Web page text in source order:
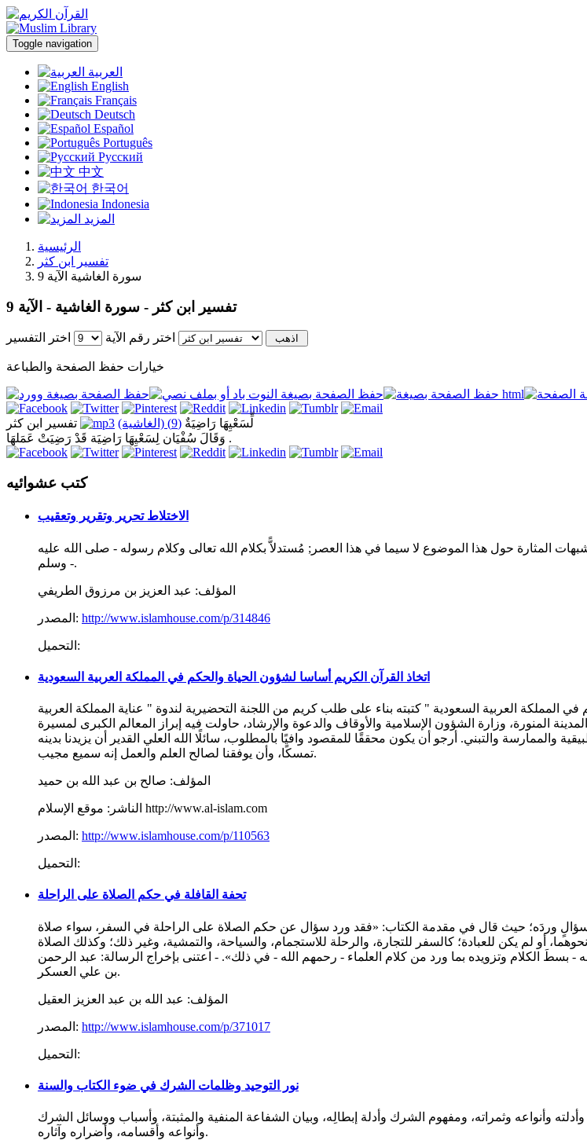
Toggle navigation
العربية
English
Français
Deutsch
Español
Português
Русский
中文
한국어
Indonesia
المزيد
الرئيسية
تفسير ابن كثر
سورة الغاشية الآية 9
تفسير ابن كثر - سورة الغاشية - الآية 9
اختر رقم الآية اختر التفسير
خيارات حفظ الصفحة والطباعة
لِّسَعْيِهَا رَاضِيَةٌ (9) (الغاشية)
تفسير ابن كثر
وَقَالَ سُفْيَان لِسَعْيِهَا رَاضِيَة قَدْ رَضِيَتْ عَمَلهَا .
كتب عشوائيه
الاختلاط تحرير وتقرير وتعقيب
المثارة حول هذا الموضوع لا سيما في هذا العصر; مُستدلاًّ بكلام الله تعالى وكلام رسوله - صلى الله عليه
وسلم -.
المؤلف: عبد العزيز بن مرزوق الطريفي
المصدر: http://www.islamhouse.com/p/314846
التحميل:
اتخاذ القرآن الكريم أساسا لشؤون الحياة والحكم في المملكة العربية السعودية
العربية السعودية " كتبته بناء على طلب كريم من اللجنة التحضيرية لندوة " عناية المملكة العربية
المنورة، وزارة الشؤون الإسلامية والأوقاف والدعوة والإرشاد، حاولت فيه إبراز المعالم الكبرى لمسيرة
والممارسة والتبني. أرجو أن يكون محققًا للمقصود وافيًا بالمطلوب، سائلًا الله العلي القدير أن يزيدنا بدينه
تمسكًا، وأن يوفقنا لصالح العلم والعمل إنه سميع مجيب.
المؤلف: صالح بن عبد الله بن حميد
الناشر: موقع الإسلام http://www.al-islam.com
المصدر: http://www.islamhouse.com/p/110563
التحميل:
تحفة القافلة في حكم الصلاة على الراحلة
سؤالٍ وردَه؛ حيث قال في مقدمة الكتاب: «فقد ورد سؤال عن حكم الصلاة على الراحلة في السفر، سواء صلاة
أو لم يكن للعبادة؛ كالسفر للتجارة، والرحلة للاستجمام، والسياحة، والتمشية، وغير ذلك؛ وكذلك الصلاة
بسطَ الكلام وتزويده بما ورد من كلام العلماء - رحمهم الله - في ذلك». - اعتنى بإخراج الرسالة: عبد الرحمن
بن علي العسكر.
المؤلف: عبد الله بن عبد العزيز العقيل
المصدر: http://www.islamhouse.com/p/371017
التحميل:
نور التوحيد وظلمات الشرك في ضوء الكتاب والسنة
وأنواعه وثمراته، ومفهوم الشرك وأدلة إبطالِه، وبيان الشفاعة المنفية والمثبتة، وأسباب ووسائل الشرك
وأنواعه وأقسامه، وأضراره وآثاره.